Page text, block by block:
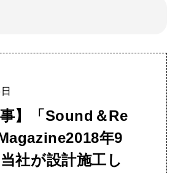
事】「Sound＆Re
年9
社が設計施工し